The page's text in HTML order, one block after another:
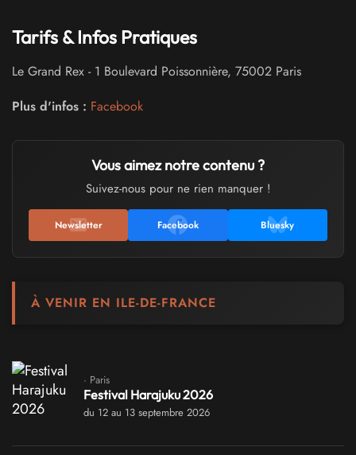
Tarifs & Infos Pratiques
Le Grand Rex - 1 Boulevard Poissonnière, 75002 Paris
Plus d'infos : Facebook
Vous aimez notre contenu ?
Suivez-nous pour ne rien manquer !
Newsletter Facebook Bluesky
À VENIR EN ILE-DE-FRANCE
· Paris
Festival Harajuku 2026
du 12 au 13 septembre 2026